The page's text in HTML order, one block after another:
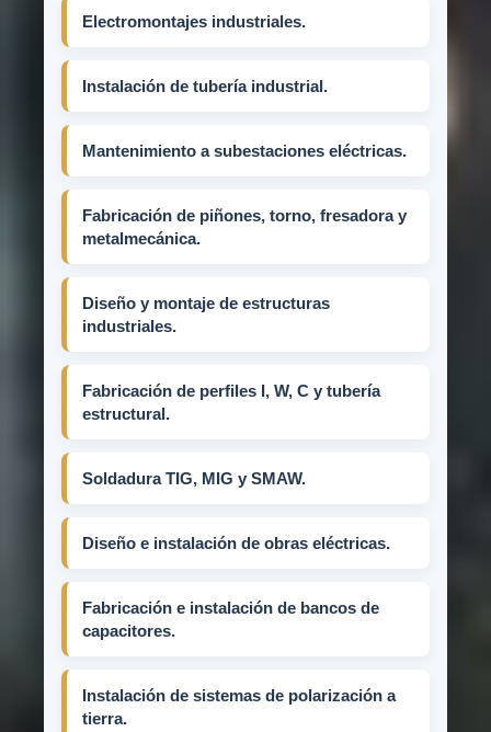
Electromontajes industriales.
Instalación de tubería industrial.
Mantenimiento a subestaciones eléctricas.
Fabricación de piñones, torno, fresadora y
metalmecánica.
Diseño y montaje de estructuras
industriales.
Fabricación de perfiles I, W, C y tubería
estructural.
Soldadura TIG, MIG y SMAW.
Diseño e instalación de obras eléctricas.
Fabricación e instalación de bancos de
capacitores.
Instalación de sistemas de polarización a
tierra.